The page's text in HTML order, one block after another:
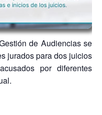
de Audiencias se
jurados para dos juicios
por diferentes